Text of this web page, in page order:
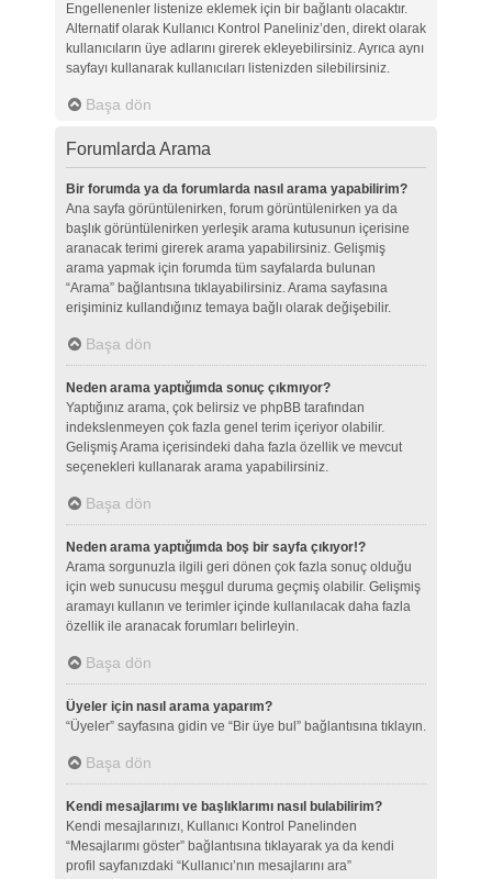
Engellenenler listenize eklemek için bir bağlantı olacaktır.
Alternatif olarak Kullanıcı Kontrol Paneliniz’den, direkt olarak
kullanıcıların üye adlarını girerek ekleyebilirsiniz. Ayrıca aynı
sayfayı kullanarak kullanıcıları listenizden silebilirsiniz.
Başa dön
Forumlarda Arama
Bir forumda ya da forumlarda nasıl arama yapabilirim?
Ana sayfa görüntülenirken, forum görüntülenirken ya da
başlık görüntülenirken yerleşik arama kutusunun içerisine
aranacak terimi girerek arama yapabilirsiniz. Gelişmiş
arama yapmak için forumda tüm sayfalarda bulunan
“Arama” bağlantısına tıklayabilirsiniz. Arama sayfasına
erişiminiz kullandığınız temaya bağlı olarak değişebilir.
Başa dön
Neden arama yaptığımda sonuç çıkmıyor?
Yaptığınız arama, çok belirsiz ve phpBB tarafından
indekslenmeyen çok fazla genel terim içeriyor olabilir.
Gelişmiş Arama içerisindeki daha fazla özellik ve mevcut
seçenekleri kullanarak arama yapabilirsiniz.
Başa dön
Neden arama yaptığımda boş bir sayfa çıkıyor!?
Arama sorgunuzla ilgili geri dönen çok fazla sonuç olduğu
için web sunucusu meşgul duruma geçmiş olabilir. Gelişmiş
aramayı kullanın ve terimler içinde kullanılacak daha fazla
özellik ile aranacak forumları belirleyin.
Başa dön
Üyeler için nasıl arama yaparım?
“Üyeler” sayfasına gidin ve “Bir üye bul” bağlantısına tıklayın.
Başa dön
Kendi mesajlarımı ve başlıklarımı nasıl bulabilirim?
Kendi mesajlarınızı, Kullanıcı Kontrol Panelinden
“Mesajlarımı göster” bağlantısına tıklayarak ya da kendi
profil sayfanızdaki “Kullanıcı’nın mesajlarını ara”